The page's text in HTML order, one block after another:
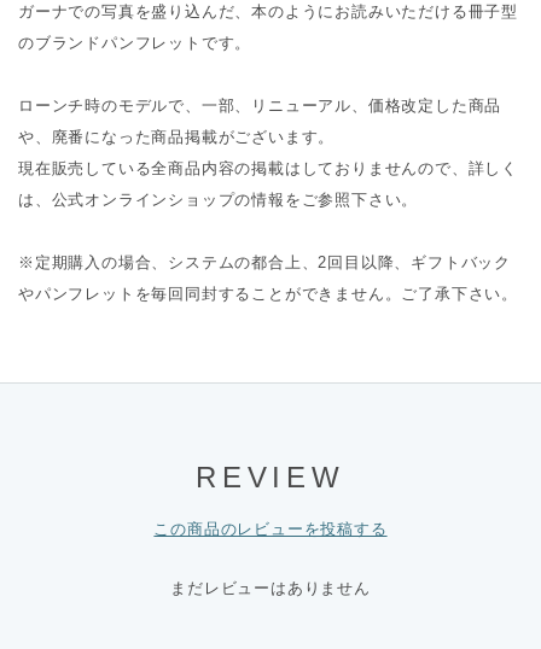
ガーナでの写真を盛り込んだ、本のようにお読みいただける冊子型
のブランドパンフレットです。
ローンチ時のモデルで、一部、リニューアル、価格改定した商品
や、廃番になった商品掲載がございます。
現在販売している全商品内容の掲載はしておりませんので、詳しく
は、公式オンラインショップの情報をご参照下さい。
※定期購入の場合、システムの都合上、2回目以降、ギフトバック
やパンフレットを毎回同封することができません。ご了承下さい。
REVIEW
この商品のレビューを投稿する
まだレビューはありません